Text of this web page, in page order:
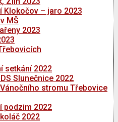
Klokočov – jaro 2023
MŠ
2023
setkání 2022
Slunečnice 2022
stromu Třebovice
podzim 2022
2022